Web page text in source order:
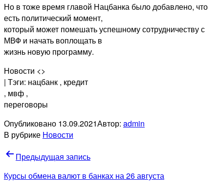
Но в тоже время главой Нацбанка было добавлено, что
есть политический момент,
который может помешать успешному сотрудничеству с
МВФ и начать воплощать в
жизнь новую программу.
Новости <>
| Тэги: нацбанк , кредит
, мвф ,
переговоры
Опубликовано 13.09.2021Автор: admin
В рубрике Новости
Навигация
по
Предыдущая запись
Курсы обмена валют в банках на 26 августа